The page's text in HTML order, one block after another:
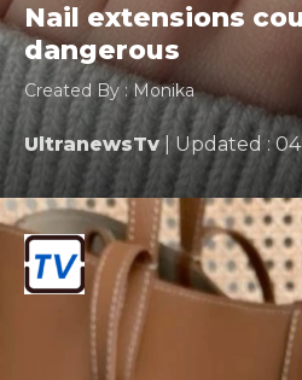
Nail extensions
dangerous
Created By : Monika
UltranewsTv | Updated :